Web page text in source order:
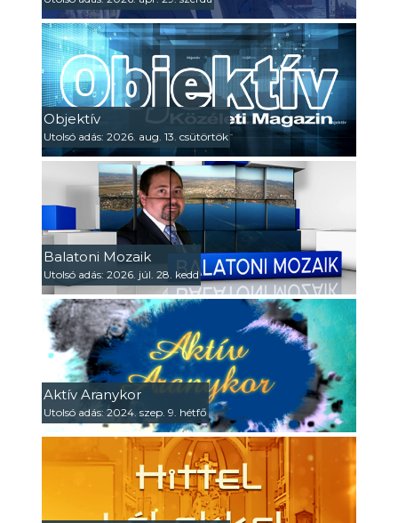
Objektív
Utolsó adás: 2026. aug. 13. csütörtök
Balatoni Mozaik
Utolsó adás: 2026. júl. 28. kedd
Aktív Aranykor
Utolsó adás: 2024. szep. 9. hétfő